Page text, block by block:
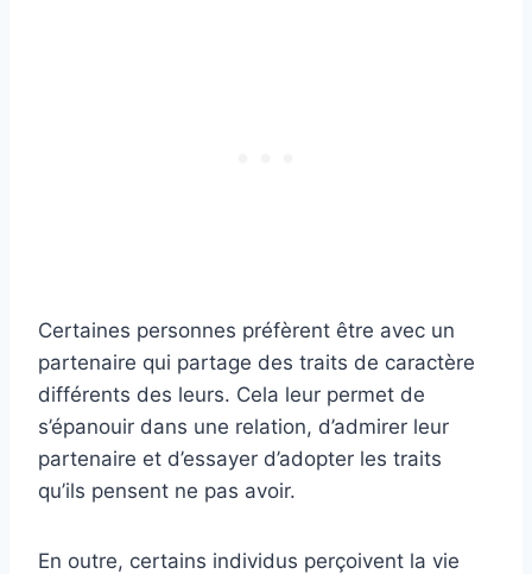
Certaines personnes préfèrent être avec un
partenaire qui partage des traits de caractère
différents des leurs. Cela leur permet de
s’épanouir dans une relation, d’admirer leur
partenaire et d’essayer d’adopter les traits
qu’ils pensent ne pas avoir.
En outre, certains individus perçoivent la vie